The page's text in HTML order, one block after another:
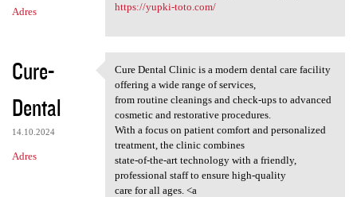
Adres
https://yupki-toto.com/
Cure-
Dental
14.10.2024
Adres
Cure Dental Clinic is a
Cure Dental Clinic is a modern dental care facility
offering a wide range of services,
from routine cleanings and check-ups to advanced
cosmetic and restorative procedures.
With a focus on patient comfort and personalized
treatment, the clinic combines
state-of-the-art technology with a friendly,
professional staff to ensure high-quality
care for all ages. <a